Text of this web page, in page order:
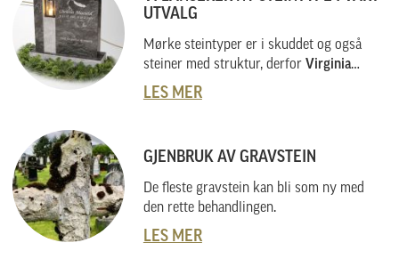
UTVALG
Mørke steintyper er i skuddet og også
steiner med struktur, derfor Virginia
Black.
LES MER
GJENBRUK AV GRAVSTEIN
De fleste gravstein kan bli som ny med
den rette behandlingen.
LES MER